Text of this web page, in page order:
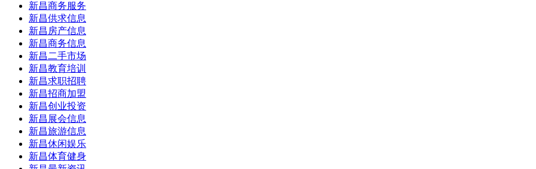
新昌商务服务
新昌供求信息
新昌房产信息
新昌商务信息
新昌二手市场
新昌教育培训
新昌求职招聘
新昌招商加盟
新昌创业投资
新昌展会信息
新昌旅游信息
新昌休闲娱乐
新昌体育健身